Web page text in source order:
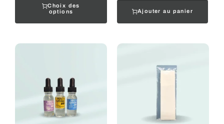
Choix des
options
Ajouter au panier